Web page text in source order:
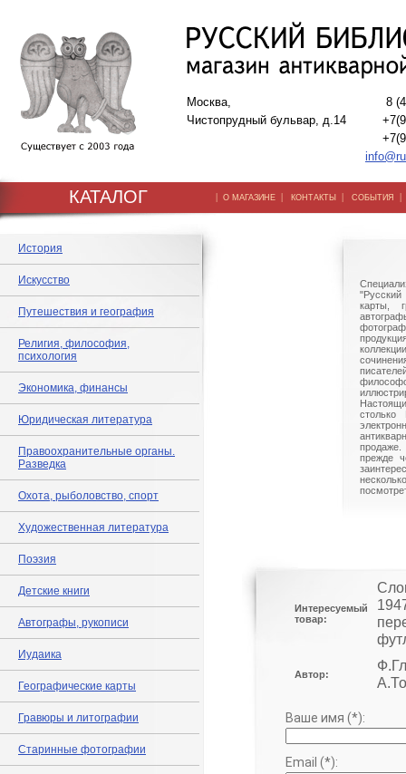
Москва,
Чистопрудный бульвар, д.14
8
КАТАЛОГ | О МАГАЗИНЕ | КОНТАКТЫ | СОБЫТИЯ
История
Искусство
Путешествия и география
Религия, философия,
психология
Экономика, финансы
Юридическая литература
Правоохранительные органы.
Разведка
Охота, рыболовство, спорт
Художественная литература
Поэзия
Детские книги
Автографы, рукописи
Иудаика
Географические карты
Гравюры и литографии
Старинные фотографии
"Русский
карты,
столько
прежде
Интересуемый
товар:
Автор:
Ваше имя (*):
Email (*):